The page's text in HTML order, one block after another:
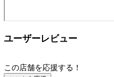
ユーザーレビュー
この店舗を応援する！